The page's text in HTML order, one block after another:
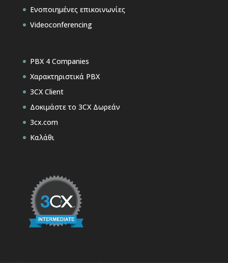
Ενοποιημένες επικοινωνίες
Videoconferencing
PBX 4 Companies
Χαρακτηριστικά PBX
3CX Client
Δοκιμάστε το 3CX Δωρεάν
3cx.com
Καλάθι